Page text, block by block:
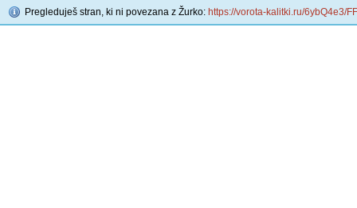
Pregleduješ stran, ki ni povezana z Žurko: https://vorota-kalitki.ru/6ybQ4e3/